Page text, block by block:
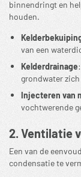
binnendringt en
houden.
van een
Kelderdrainage
grondwater
Injecteren van
vochtwerende
2. Ventilatie
Een van de
condensatie te